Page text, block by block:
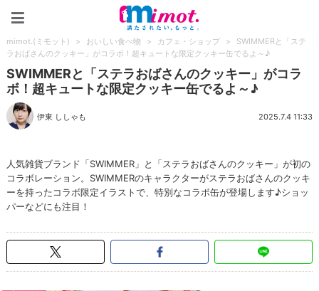
mimot.(ミモット) > おいしい食べ物 > カフェ・ショップ >
SWIMMERと「ステ
ラおばさんのクッキー」がコラボ！超キュートな限定クッキー缶でるよ～♪
SWIMMERと「ステラおばさんのクッキー」がコラ
ボ！超キュートな限定クッキー缶でるよ～♪
伊東 ししゃも 2025.7.4 11:33
人気雑貨ブランド「SWIMMER」と「ステラおばさんのクッキー」が初の
コラボレーション。SWIMMERのキャラクターがステラおばさんのクッキ
ーを持ったコラボ限定イラストで、特別なコラボ缶が登場します♪ショッ
パーなどにも注目！